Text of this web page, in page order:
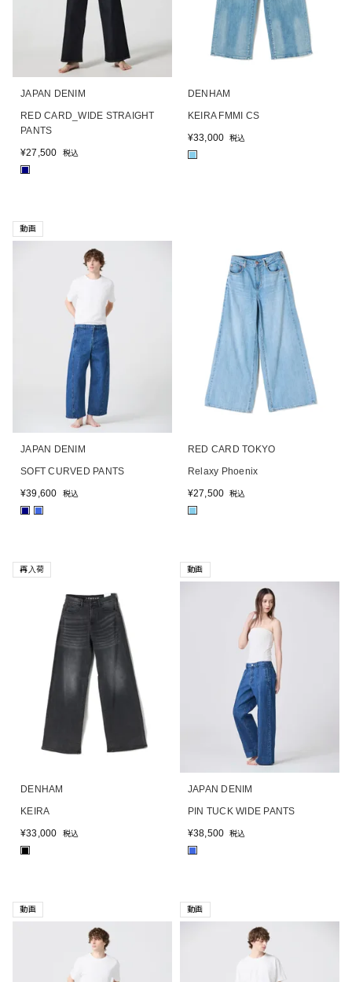
JAPAN DENIM
RED CARD_WIDE STRAIGHT
PANTS
¥27,500 税込
DENHAM
KEIRA FMMI CS
¥33,000 税込
動画
JAPAN DENIM
SOFT CURVED PANTS
¥39,600 税込
■ ■
RED CARD TOKYO
Relaxy Phoenix
¥27,500 税込
■
再入荷
DENHAM
KEIRA
¥33,000 税込
■
動画
JAPAN DENIM
PIN TUCK WIDE PANTS
¥38,500 税込
■
動画 動画